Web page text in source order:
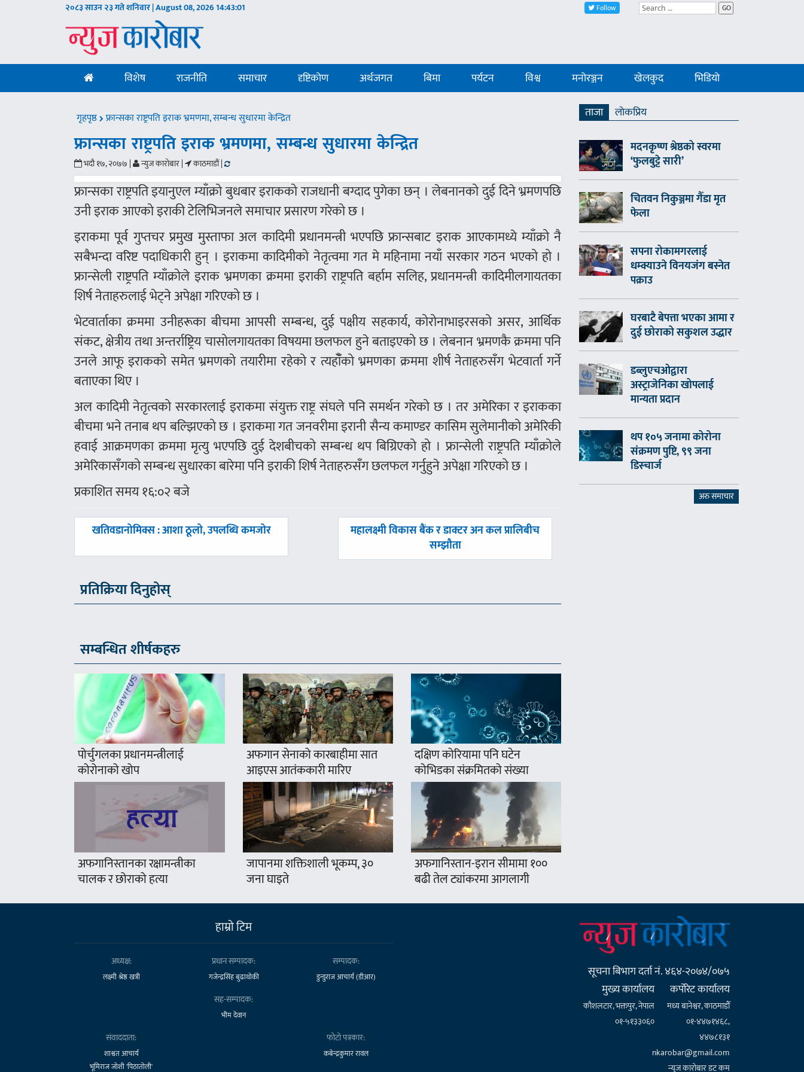
२०८३ साउन २३ गते शनिवार | August 08, 202614:43:01 Follow GO
विशेष राजनीति समाचार दृष्टिकोण अर्थजगत बिमा पर्यटन विश्व मनोरञ्जन खेलकुद भिडियो
गृहपृष्ठ फ्रान्सका राष्ट्रपति इराक भ्रमणमा, सम्बन्ध सुधारमा केन्द्रित
फ्रान्सका राष्ट्रपति इराक भ्रमणमा, सम्बन्ध सुधारमा केन्द्रित
भदौ १७, २०७७ | न्युज कारोबार | काठमाडौं |
फ्रान्सका राष्ट्रपति इयानुएल म्याँक्रो बुधबार इराकको राजधानी बग्दाद पुगेका छन् । लेबनानको दुई दिने भ्रमणपछि
उनी इराक आएको इराकी टेलिभिजनले समाचार प्रसारण गरेको छ ।
इराकमा पूर्व गुप्तचर प्रमुख मुस्ताफा अल कादिमी प्रधानमन्त्री भएपछि फ्रान्सबाट इराक आएकामध्ये म्याँक्रो नै
सबैभन्दा वरिष्ट पदाधिकारी हुन् । इराकमा कादिमीको नेतृत्वमा गत मे महिनामा नयाँ सरकार गठन भएको हो ।
फ्रान्सेली राष्ट्रपति म्याँक्रोले इराक भ्रमणका क्रममा इराकी राष्ट्रपति बर्हाम सलिह, प्रधानमन्त्री कादिमीलगायतका
शिर्ष नेताहरुलाई भेट्ने अपेक्षा गरिएको छ ।
भेटवार्ताका क्रममा उनीहरूका बीचमा आपसी सम्बन्ध, दुई पक्षीय सहकार्य, कोरोनाभाइरसको असर, आर्थिक
संकट, क्षेत्रीय तथा अन्तर्राष्ट्रिय चासोलगायतका विषयमा छलफल हुने बताइएको छ । लेबनान भ्रमणकै क्रममा पनि
उनले आफू इराकको समेत भ्रमणको तयारीमा रहेको र त्यहाँँको भ्रमणका क्रममा शीर्ष नेताहरुसँग भेटवार्ता गर्ने
बताएका थिए ।
अल कादिमी नेतृत्वको सरकारलाई इराकमा संयुक्त राष्ट्र संघले पनि समर्थन गरेको छ । तर अमेरिका र इराकका
बीचमा भने तनाब थप बल्झिएको छ । इराकमा गत जनवरीमा इरानी सैन्य कमाण्डर कासिम सुलेमानीको अमेरिकी
हवाई आक्रमणका क्रममा मृत्यु भएपछि दुई देशबीचको सम्बन्ध थप बिग्रिएको हो । फ्रान्सेली राष्ट्रपति म्याँक्रोले
अमेरिकासँगको सम्बन्ध सुधारका बारेमा पनि इराकी शिर्ष नेताहरुसँग छलफल गर्नुहुने अपेक्षा गरिएको छ ।
प्रकाशित समय १६:०२ बजे
पछिल्लाे
खतिवडानोमिक्स : आशा ठूलो, उपलब्धि कमजोर
अघिल्लाे
महालक्ष्मी विकास बैंक र डाक्टर अन कल प्रालिबीच
सम्झौता
प्रतिक्रिया दिनुहोस्
सम्बन्धित शीर्षकहरु
पोर्चुगलका प्रधानमन्त्रीलाई
कोरोनाको खोप
अफगान सेनाको कारबाहीमा सात
आइएस आतंककारी मारिए
दक्षिण कोरियामा पनि घटेन
कोभिडका संक्रमितको संख्या
अफगानिस्तानका रक्षामन्त्रीका
चालक र छोराको हत्या
जापानमा शक्तिशाली भूकम्प, ३०
जना घाइते
अफगानिस्तान-इरान सीमामा १००
बढी तेल ट्यांकरमा आगलागी
ताजा
लाेकप्रिय
मदनकृष्ण श्रेष्ठको स्वरमा
‘फुलबुट्टे सारी’
चितवन निकुञ्जमा गैँडा मृत
फेला
सपना रोकामगरलाई
धम्क्याउने विनयजंग बस्नेत
पक्राउ
घरबाटै बेपत्ता भएका आमा र
दुई छोराको सकुशल उद्धार
डब्लुएचओद्वारा
अस्ट्राजेनिका खोपलाई
मान्यता प्रदान
थप १०५ जनामा कोरोना
संक्रमण पुष्टि, ९९ जना
डिस्चार्ज
अरु समाचार
हाम्राे टिम
अध्यक्ष:
लक्ष्मी श्रेष्ठ खत्री
प्रधान सम्पादक:
गजेन्द्रसिंह बुढाथोकी
सम्पादक:
डुन्डुराज आचार्य (डीआर)
सह-सम्पादक:
भीम देवान
संवाददाता:
शाश्वत आचार्य
भूमिराज जोशी 'पिठातोली'
फोटो पत्रकार:
कबेन्द्रकुमार रावल
सूचना बिभाग दर्ता नं. ४६४-२०७४/०७५
मुख्य कार्यालय
कौशलटार, भक्तपुर, नेपाल
०१-५१३३०६०
कर्पाेरेट कार्यालय
मध्य बानेश्वर, काठमाडौँ
०१-४४७१४६८,
४४७८१३१
nkarobar@gmail.com
न्युज कारोबार डट कम